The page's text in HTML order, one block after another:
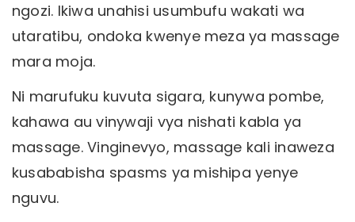
ngozi. Ikiwa unahisi usumbufu wakati wa
utaratibu, ondoka kwenye meza ya massage
mara moja.
Ni marufuku kuvuta sigara, kunywa pombe,
kahawa au vinywaji vya nishati kabla ya
massage. Vinginevyo, massage kali inaweza
kusababisha spasms ya mishipa yenye
nguvu.